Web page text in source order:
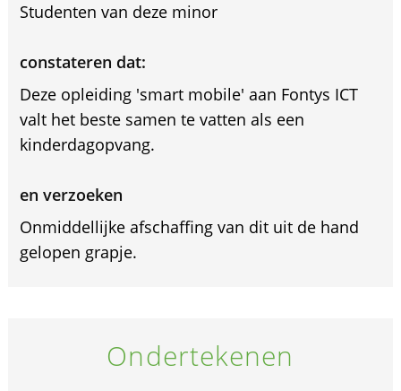
Studenten van deze minor
constateren dat:
Deze opleiding 'smart mobile' aan Fontys ICT
valt het beste samen te vatten als een
kinderdagopvang.
en verzoeken
Onmiddellijke afschaffing van dit uit de hand
gelopen grapje.
Ondertekenen